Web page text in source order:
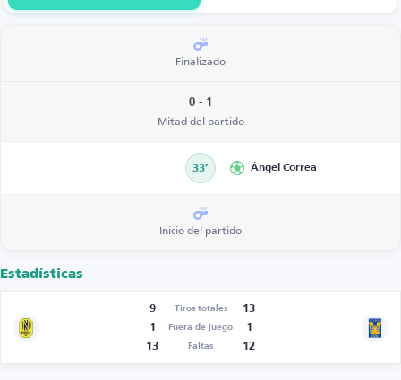
Finalizado
0 - 1
Mitad del partido
33’ Ángel Correa
Inicio del partido
Estadísticas
9 Tiros totales
13
1
Fuera de juego
1
13
Faltas 12